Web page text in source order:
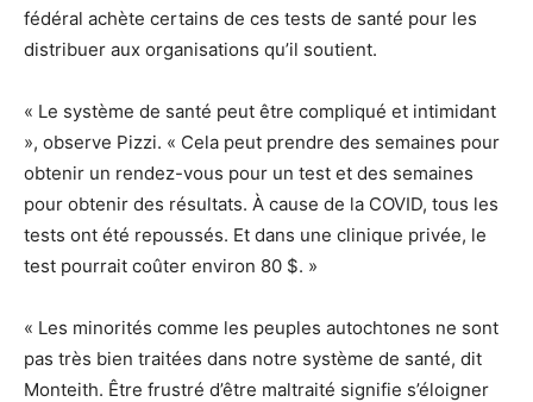
fédéral achète certains de ces tests de santé pour les
distribuer aux organisations qu’il soutient.
« Le système de santé peut être compliqué et intimidant
», observe Pizzi. « Cela peut prendre des semaines pour
obtenir un rendez-vous pour un test et des semaines
pour obtenir des résultats. À cause de la COVID, tous les
tests ont été repoussés. Et dans une clinique privée, le
test pourrait coûter environ 80 $. »
« Les minorités comme les peuples autochtones ne sont
pas très bien traitées dans notre système de santé, dit
Monteith. Être frustré d’être maltraité signifie s’éloigner